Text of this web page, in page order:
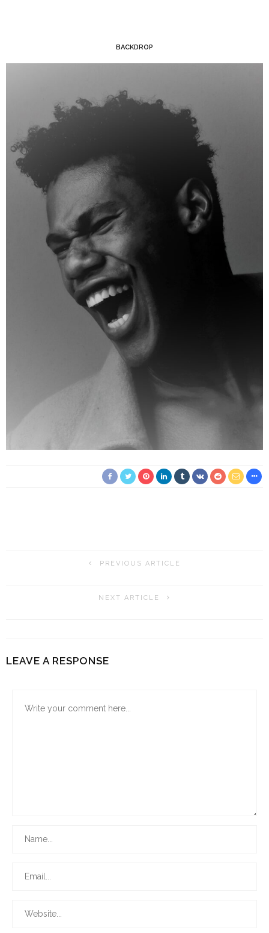
BACKDROP
PREVIOUS ARTICLE
NEXT ARTICLE
LEAVE A RESPONSE